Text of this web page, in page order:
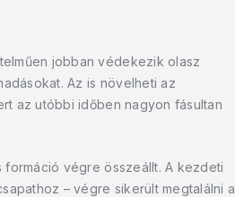
jobban védekezik olasz
Az is növelheti az
az utóbbi időben nagyon fásultan
végre összeállt. A kezdeti
– végre sikerült megtalálni a